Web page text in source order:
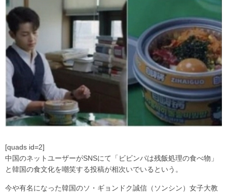
[quads id=2]
中国のネットユーザーがSNSにて「ビビンパは残飯処理の食べ物」
と韓国の食文化を嘲笑する投稿が相次いでいるという。
今や有名になった韓国のソ・ギョンドク誠信（ソンシン）女子大教